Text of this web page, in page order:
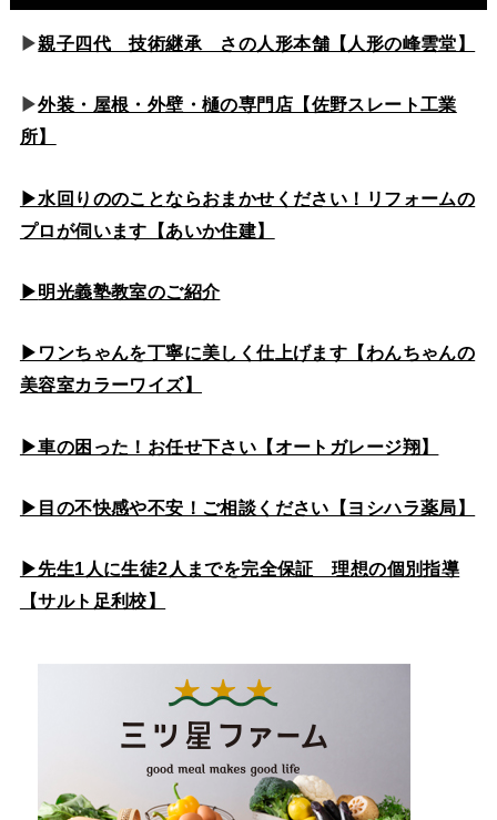
▶親子四代 技術継承 さの人形本舗【人形の峰雲堂】
▶外装・屋根・外壁・樋の専門店【佐野スレート工業
所】
▶水回りののことならおまかせください！リフォームの
プロが伺います【あいか住建】
▶明光義塾教室のご紹介
▶ワンちゃんを丁寧に美しく仕上げます【わんちゃんの
美容室カラーワイズ】
▶車の困った！お任せ下さい【オートガレージ翔】
▶目の不快感や不安！ご相談ください【ヨシハラ薬局】
▶先生1人に生徒2人までを完全保証 理想の個別指導
【サルト足利校】